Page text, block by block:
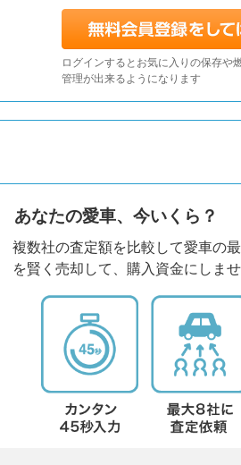
ログインするとお気に入りの保存や
管理が出来るようになります
あなたの愛車、今いくら？
複数社の査定額を比較して愛車の
を賢く売却して、購入資金にしま